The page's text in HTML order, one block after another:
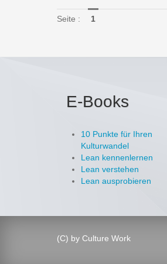
Seite : 1
E-Books
10 Punkte für Ihren
Kulturwandel
Lean kennenlernen
Lean verstehen
Lean ausprobieren
(C) by Culture Work